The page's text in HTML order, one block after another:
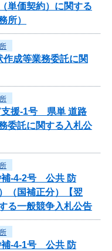
単価契約）に関する
所）
成等業務委託に関
支援-1号 県単 道路
委託に関する入札公
補-4-2号 公共 防
（国補正分）【翌
る一般競争入札公告
補-4-1号 公共 防